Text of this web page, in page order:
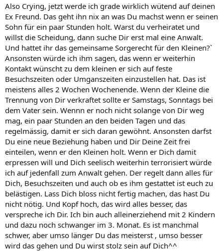
Also Crying, jetzt werde ich grade wirklich wütend auf deinen
Ex Freund. Das geht ihn nix an was Du machst wenn er seinen
Sohn für ein paar Stunden holt. Warst du verheiratet und
willst die Scheidung, dann suche Dir erst mal eine Anwalt.
Und hattet ihr das gemeinsame Sorgerecht für den Kleinen?`
Ansonsten würde ich ihm sagen, das wenn er weiterhin
Kontakt wünscht zu dem kleinen er sich auf feste
Besuchszeiten oder Umganszeiten einzustellen hat. Das ist
meistens alles 2 Wochen Wochenende. Wenn der Kleine die
Trennung von Dir verkraftet sollte er Samstags, Sonntags bei
dem Vater sein. Wennn er noch nicht solange von Dir weg
mag, ein paar Stunden an den beiden Tagen und das
regelmässig, damit er sich daran gewöhnt. Ansonsten darfst
Du eine neue Beziehung haben und Dir Deine Zeit frei
einteilen, wenn er den Kleinen holt. Wenn er Dich damit
erpressen will und Dich seelisch weiterhin terrorisiert würde
ich auf jedenfall zum Anwalt gehen. Der regelt dann alles für
Dich, Besuchszeiten und auch ob es ihm gestattet ist euch zu
belästigen. Lass Dich bloss nicht fertig machen, das hast Du
nicht nötig. Und Kopf hoch, das wird alles besser, das
verspreche ich Dir. Ich bin auch alleinerziehend mit 2 Kindern
und dazu noch schwanger im 3. Monat. Es ist manchmal
schwer, aber umso länger Du das meisterst , umso besser
wird das gehen und Du wirst stolz sein auf Dich^^